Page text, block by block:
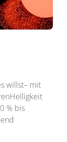
willst– mit
% bis